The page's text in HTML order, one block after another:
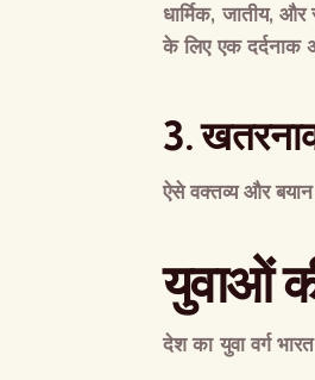
धार्मिक,जातीय,और
के लिए एक दर्दनाक
3.
ऐसे वक्तव्य और बयान
युवाओं
देश का युवा वर्ग भारत